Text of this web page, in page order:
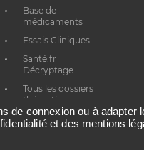
Base de
médicaments
Essais Cliniques
Santé.fr
Décryptage
Tous les dossiers
thématiques
de connexion ou à adapter
et des mentions